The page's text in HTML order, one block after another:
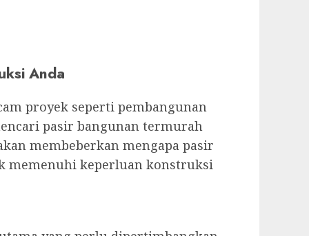
Anda
proyek seperti pembangunan
pasir bangunan termurah
membeberkan mengapa pasir
memenuhi keperluan konstruksi